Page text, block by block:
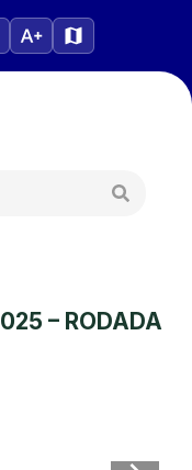
– RODADA